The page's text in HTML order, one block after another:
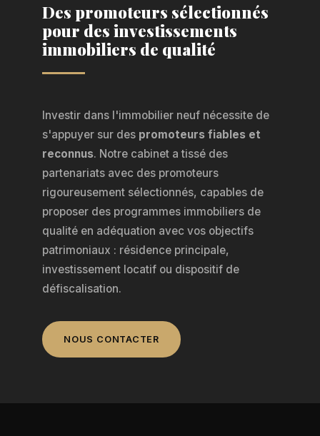
Des promoteurs sélectionnés
pour des investissements
immobiliers de qualité
Investir dans l'immobilier neuf nécessite de
s'appuyer sur des promoteurs fiables et
reconnus. Notre cabinet a tissé des
partenariats avec des promoteurs
rigoureusement sélectionnés, capables de
proposer des programmes immobiliers de
qualité en adéquation avec vos objectifs
patrimoniaux : résidence principale,
investissement locatif ou dispositif de
défiscalisation.
NOUS CONTACTER